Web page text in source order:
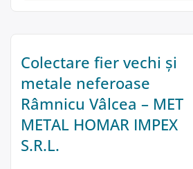
Colectare fier vechi și
metale neferoase
Râmnicu Vâlcea – MET
METAL HOMAR IMPEX
S.R.L.